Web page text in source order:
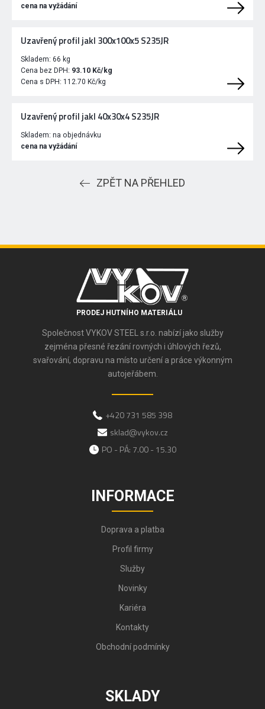
cena na vyžádání
Uzavřený profil jakl 300x100x5 S235JR
Skladem: 66 kg
Cena bez DPH: 93.10 Kč/kg
Cena s DPH: 112.70 Kč/kg
Uzavřený profil jakl 40x30x4 S235JR
Skladem: na objednávku
cena na vyžádání
ZPĚT NA PŘEHLED
PRODEJ HUTNÍHO MATERIÁLU
Společnost VYKOV STEEL s.r.o. nabízí jako služby
zejména přesné řezání rovných i úhlových řezů,
svařování, dopravu na místo určení a práce výkonným
autojeřábem.
+420 731 585 398
sklad@vykov.cz
PO - PÁ: 7.00 - 15.30
INFORMACE
Doprava a platba
Profil firmy
Služby
Novinky
Kariéra
Kontakty
Obchodní podmínky
SKLADY